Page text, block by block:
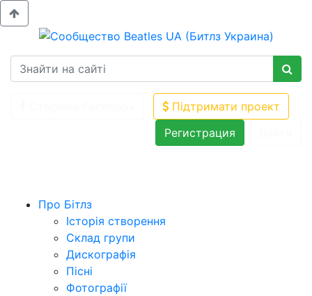
Підтримати проект
Регистрация
Про Бітлз
Історія створення
Склад групи
Дискографія
Пісні
Фотографії